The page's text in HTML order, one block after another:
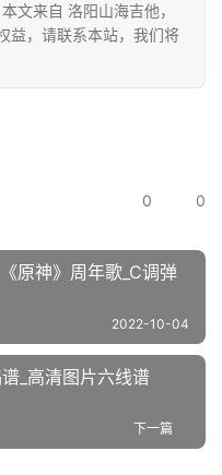
文来自 洛阳山海吉他，
益，请联系本站，我们将
0 0
原神》周年歌_C调弹
2022-10-04
_高清图片六线谱
下一篇